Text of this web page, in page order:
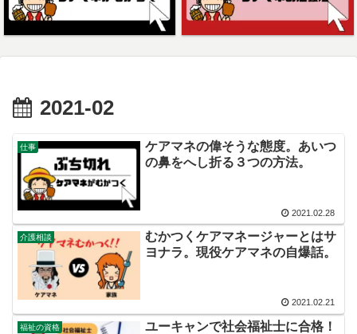
2021-02
仕事
ケアマネの偉そうな態度。あいつ
の鼻をへし折る３つの方法。
2021.02.28
介護相談
むかつくケアマネージャーとはサ
ヨナラ。現役ケアマネの自爆話。
2021.02.21
福祉の資格
ユーキャンで社会福祉士に合格！